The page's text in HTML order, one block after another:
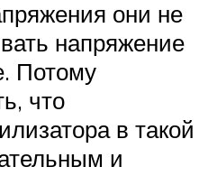
они не
напряжение
Потому
что
в такой
и